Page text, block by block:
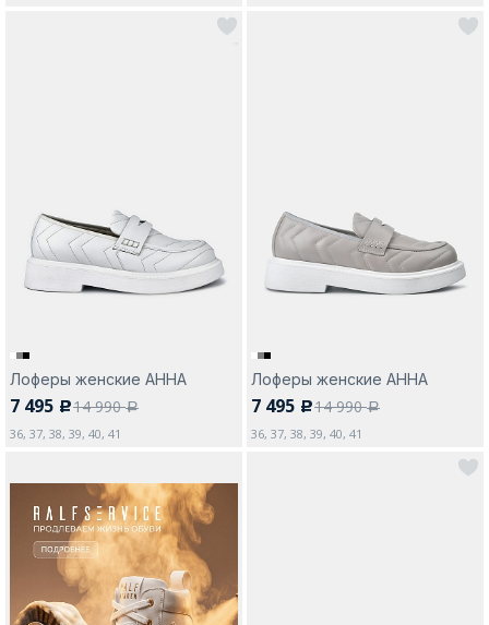
Лоферы женские АННА
7 495 c14 990a
36, 37, 38, 39, 40, 41
Лоферы женские АННА
7 495 c14 990a
36, 37, 38, 39, 40, 41